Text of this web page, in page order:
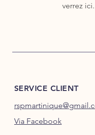
verrez ici.
SERVICE CLIENT
Via Facebook